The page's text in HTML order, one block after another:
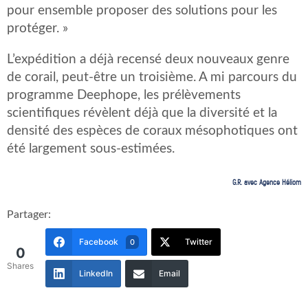
pour ensemble proposer des solutions pour les
protéger. »
L’expédition a déjà recensé deux nouveaux genre
de corail, peut-être un troisième. A mi parcours du
programme Deephope, les prélèvements
scientifiques révèlent déjà que la diversité et la
densité des espèces de coraux mésophotiques ont
été largement sous-estimées.
G.R. avec Agence Héliom
Partager:
0
Shares
Facebook 0 Twitter
LinkedIn Email